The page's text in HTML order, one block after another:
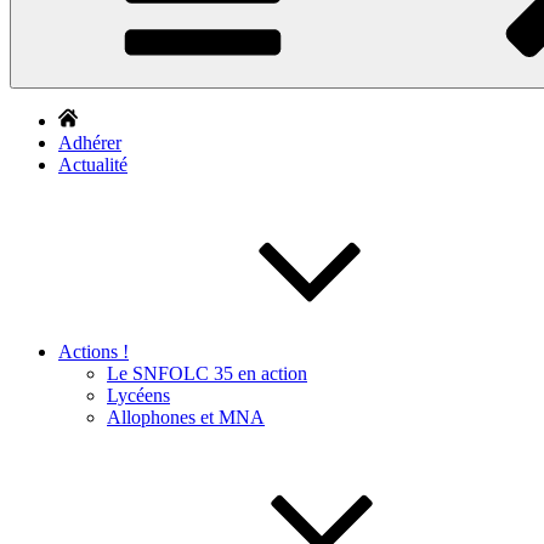
Adhérer
Actualité
Actions !
Le SNFOLC 35 en action
Lycéens
Allophones et MNA